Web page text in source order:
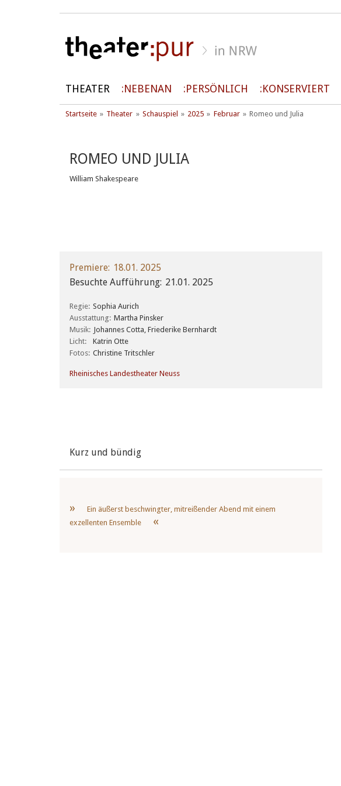
THEATER NEBENAN PERSÖNLICH KONSERVIERT
Startseite Theater Schauspiel 2025 Februar Romeo und Julia
ROMEO UND JULIA
William Shakespeare
Premiere 18.01. 2025
Besuchte Aufführung 21.01. 2025
Regie Sophia Aurich
Ausstattung
Martha Pinsker
Musik Johannes Cotta, Friederike Bernhardt
Licht
Katrin Otte
Fotos Christine Tritschler
Rheinisches Landestheater Neuss
Kurz und bündig
Ein äußerst beschwingter, mitreißender Abend mit einem
exzellenten Ensemble